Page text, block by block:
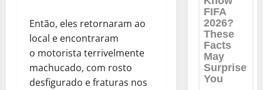
Então, eles retornaram ao
local e encontraram
o motorista terrivelmente
machucado, com rosto
desfigurado e fraturas nos